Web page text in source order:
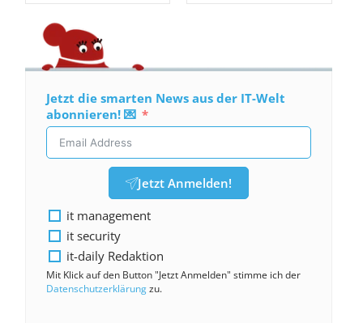
Jetzt die smarten News aus der IT-Welt
abonnieren! 💌
Jetzt Anmelden!
it management
it security
it-daily Redaktion
Mit Klick auf den Button "Jetzt Anmelden" stimme ich der
Datenschutzerklärungzu.